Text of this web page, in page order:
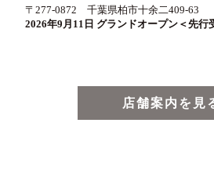
〒277-0872 千葉県柏市十余二409-63
2026年9月11日 グランドオープン＜先行
店舗案内を見